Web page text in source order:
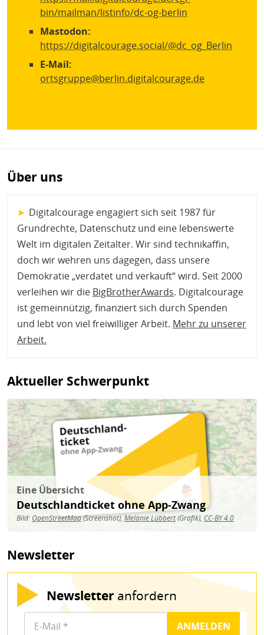
bin/mailman/listinfo/dc-og-berlin
Mastodon:
https://digitalcourage.social/@dc_og_Berlin
E-Mail:
ortsgruppe@berlin.digitalcourage.de
Über uns
► Digitalcourage engagiert sich seit 1987 für
Grundrechte, Datenschutz und eine lebenswerte
Welt im digitalen Zeitalter. Wir sind technikaffin,
doch wir wehren uns dagegen, dass unsere
Demokratie „verdatet und verkauft“ wird. Seit 2000
verleihen wir die BigBrotherAwards. Digitalcourage
ist gemeinnützig, finanziert sich durch Spenden
und lebt von viel freiwilliger Arbeit. Mehr zu unserer
Arbeit.
Aktueller Schwerpunkt
Bild
Eine Übersicht
Deutschlandticket ohne App-Zwang
Bild: OpenStreetMap(Screenshot),Melanie Lübbert(Grafik), CC-BY 4.0
Newsletter
Newsletter anfordern